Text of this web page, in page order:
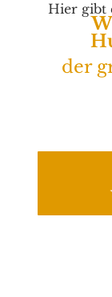
Hier gibt
der